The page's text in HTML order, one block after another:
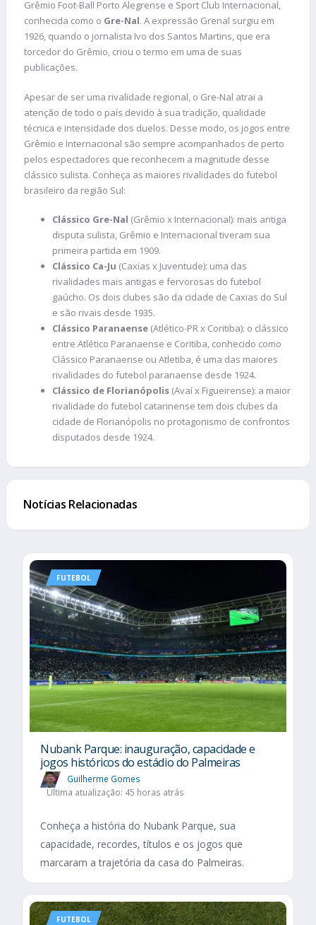
Grêmio Foot-Ball Porto Alegrense e Sport Club Internacional,
conhecida como o Gre-Nal. A expressão Grenal surgiu em
1926, quando o jornalista Ivo dos Santos Martins, que era
torcedor do Grêmio, criou o termo em uma de suas
publicações.
Apesar de ser uma rivalidade regional, o Gre-Nal atrai a
atenção de todo o país devido à sua tradição, qualidade
técnica e intensidade dos duelos. Desse modo, os jogos entre
Grêmio e Internacional são sempre acompanhados de perto
pelos espectadores que reconhecem a magnitude desse
clássico sulista. Conheça as maiores rivalidades do futebol
brasileiro da região Sul:
Clássico Gre-Nal (Grêmio x Internacional): mais antiga
disputa sulista, Grêmio e Internacional tiveram sua
primeira partida em 1909.
Clássico Ca-Ju (Caxias x Juventude): uma das
rivalidades mais antigas e fervorosas do futebol
gaúcho. Os dois clubes são da cidade de Caxias do Sul
e são rivais desde 1935.
Clássico Paranaense (Atlético-PR x Coritiba): o clássico
entre Atlético Paranaense e Coritiba, conhecido como
Clássico Paranaense ou Atletiba, é uma das maiores
rivalidades do futebol paranaense desde 1924.
Clássico de Florianópolis (Avaí x Figueirense): a maior
rivalidade do futebol catarinense tem dois clubes da
cidade de Florianópolis no protagonismo de confrontos
disputados desde 1924.
Notícias Relacionadas
FUTEBOL
Nubank Parque: inauguração, capacidade e
jogos históricos do estádio do Palmeiras
Guilherme Gomes
Última atualização: 45 horas atrás
Conheça a história do Nubank Parque, sua
capacidade, recordes, títulos e os jogos que
marcaram a trajetória da casa do Palmeiras.
FUTEBOL